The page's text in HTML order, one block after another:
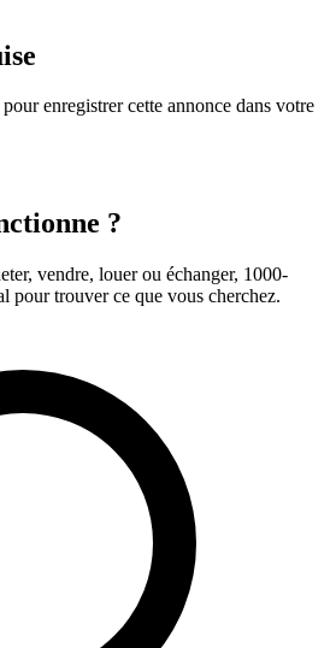
enregistrer cette annonce dans votre
?
vendre, louer ou échanger, 1000-
pour trouver ce que vous cherchez.